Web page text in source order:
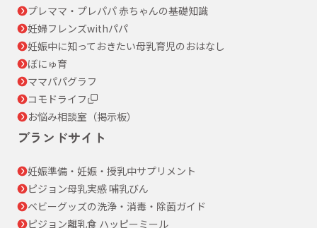
プレママ・プレパパ 赤ちゃんの基礎知識
妊婦フレンズwithパパ
妊娠中に知っておきたい母乳育児のおはなし
ぼにゅ育
ママパパグラフ
コモドライフ
お悩み相談室（掲示板）
ブランドサイト
妊娠準備・妊娠・授乳中サプリメント
ピジョン母乳実感 哺乳びん
ベビーグッズの洗浄・消毒・除菌ガイド
ピジョン離乳食 ハッピーミール